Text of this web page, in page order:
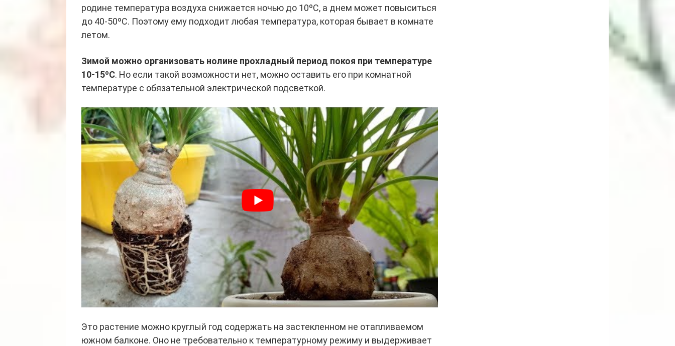
родине температура воздуха снижается ночью до 10ºС, а днем может повыситься
до 40-50ºС. Поэтому ему подходит любая температура, которая бывает в комнате
летом.
Зимой можно организовать нолине прохладный период покоя при температуре
10-15ºС. Но если такой возможности нет, можно оставить его при комнатной
температуре с обязательной электрической подсветкой.
Это растение можно круглый год содержать на застекленном не отапливаемом
южном балконе. Оно не требовательно к температурному режиму и выдерживает